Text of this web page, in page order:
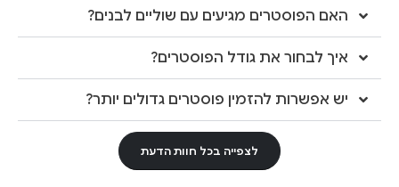
האם הפוסטרים מגיעים עם שוליים לבנים?
איך לבחור את גודל הפוסטרים?
יש אפשרות להזמין פוסטרים גדולים יותר?
לצפייה בכל חוות הדעת